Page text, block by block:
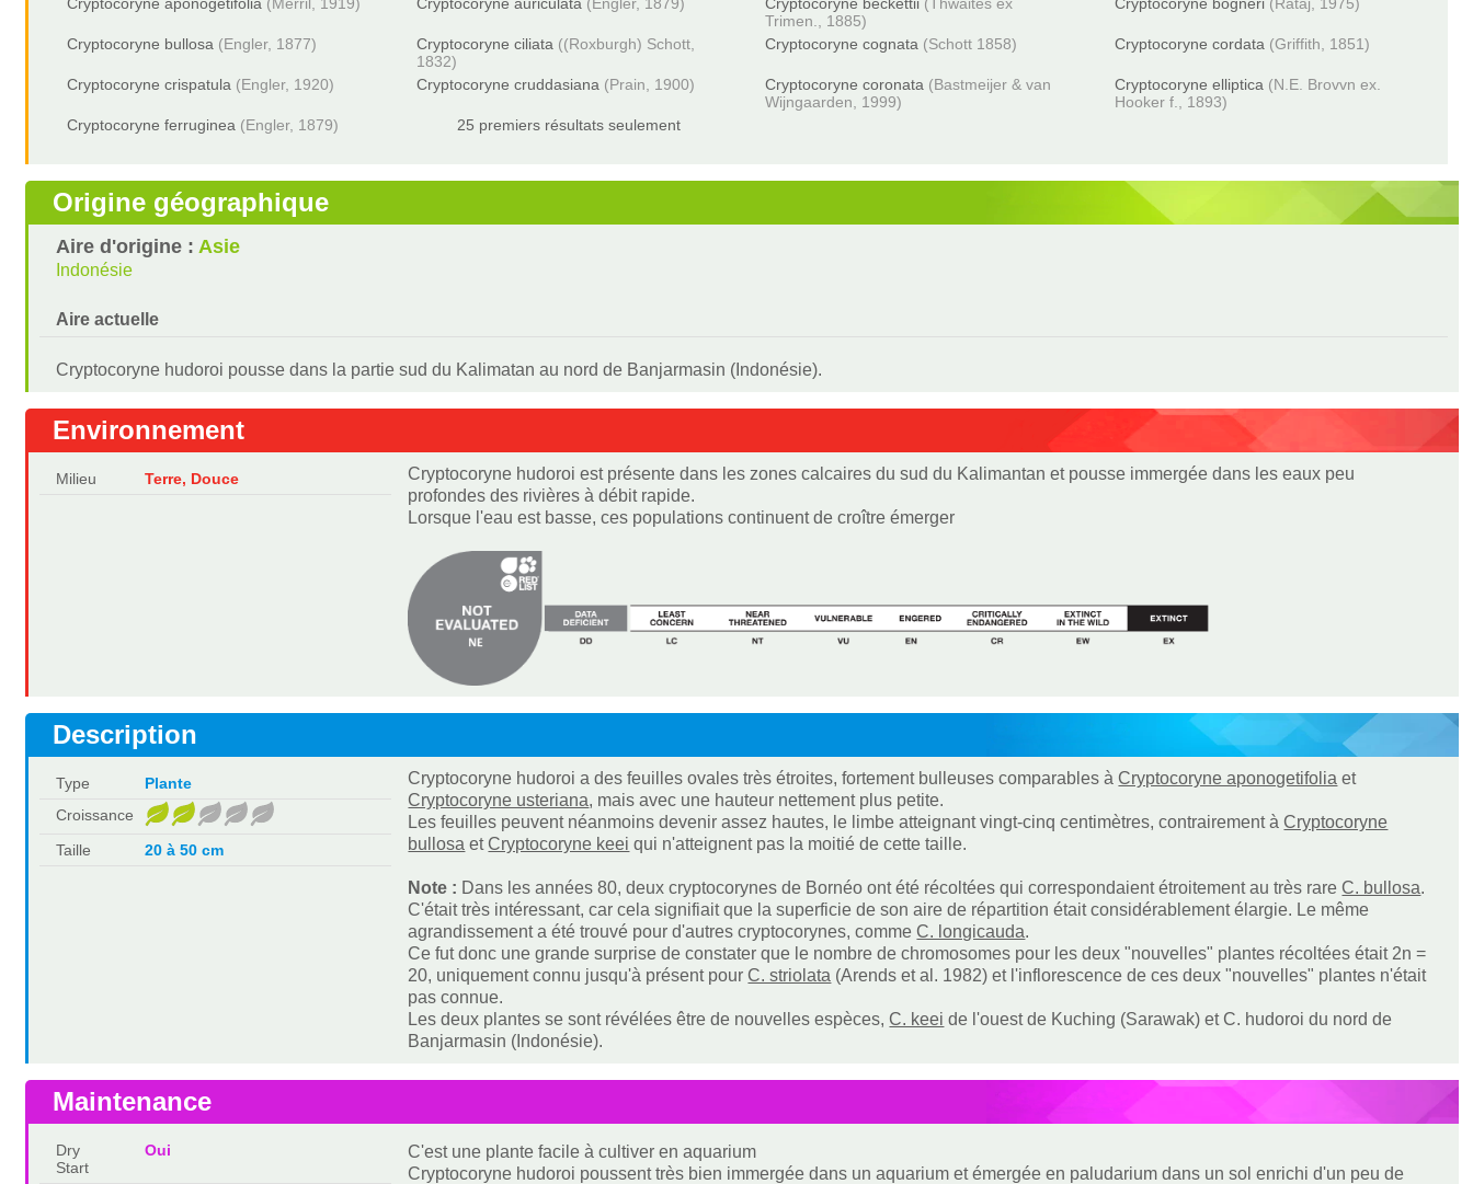
Trimen., 1885)
Cryptocoryne bullosa (Engler, 1877) Cryptocoryne ciliata ((Roxburgh) Schott,
1832)
Cryptocoryne cognata (Schott 1858) Cryptocoryne cordata (Griffith, 1851)
Cryptocoryne crispatula (Engler, 1920) Cryptocoryne cruddasiana (Prain, 1900) Cryptocoryne coronata (Bastmeijer & van
Wijngaarden, 1999)
Cryptocoryne elliptica (N.E. Brovvn ex.
Hooker f., 1893)
Cryptocoryne ferruginea (Engler, 1879) 25 premiers résultats seulement
Origine géographique
Aire d'origine :Asie
Indonésie
Aire actuelle
Cryptocoryne hudoroi pousse dans la partie sud du Kalimatan au nord de Banjarmasin (Indonésie).
Environnement
Milieu Terre, Douce
Cryptocoryne hudoroi est présente dans les zones calcaires du sud du Kalimantan et pousse immergée dans les eaux peu
profondes des rivières à débit rapide.
Lorsque l'eau est basse, ces populations continuent de croître émerger
Description
Type
Plante
Croissance
Taille
20 à 50 cm
Cryptocoryne hudoroi a des feuilles ovales très étroites, fortement bulleuses comparables à Cryptocoryne aponogetifolia et
Cryptocoryne usteriana, mais avec une hauteur nettement plus petite.
Les feuilles peuvent néanmoins devenir assez hautes, le limbe atteignant vingt-cinq centimètres, contrairement à Cryptocoryne
bullosa et Cryptocoryne keei qui n'atteignent pas la moitié de cette taille.
Note : Dans les années 80, deux cryptocorynes de Bornéo ont été récoltées qui correspondaient étroitement au très rare C. bullosa.
C'était très intéressant, car cela signifiait que la superficie de son aire de répartition était considérablement élargie. Le même
agrandissement a été trouvé pour d'autres cryptocorynes, comme C. longicauda.
Ce fut donc une grande surprise de constater que le nombre de chromosomes pour les deux "nouvelles" plantes récoltées était 2n =
20, uniquement connu jusqu'à présent pour C. striolata (Arends et al. 1982) et l'inflorescence de ces deux "nouvelles" plantes n'était
pas connue.
Les deux plantes se sont révélées être de nouvelles espèces, C. keei de l'ouest de Kuching (Sarawak) et C. hudoroi du nord de
Banjarmasin (Indonésie).
Maintenance
Dry
Start
Oui
C'est une plante facile à cultiver en aquarium
Cryptocoryne hudoroi poussent très bien immergée dans un aquarium et émergée en paludarium dans un sol enrichi d'un peu de